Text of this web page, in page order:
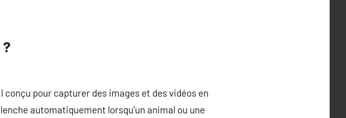
pour capturer des images et des vidéos en
automatiquement lorsqu’un animal ou une